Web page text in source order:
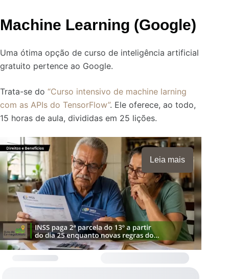
Machine Learning (Google)
Uma ótima opção de curso de inteligência artificial
gratuito pertence ao Google.
Trata-se do “Curso intensivo de machine larning
com as APIs do TensorFlow”. Ele oferece, ao todo,
15 horas de aula, divididas em 25 lições.
Leia mais